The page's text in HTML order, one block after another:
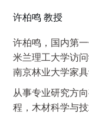
许柏鸣 教授
许柏鸣，国内第
米兰理工大学访
南京林业大学家
从事专业研究方
程，木材科学与